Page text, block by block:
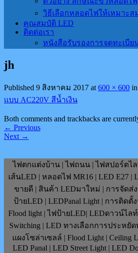
วิธีเลือกหลอดไฟให้เหมาะส
คุณสมบัติ LED
ติดต่อเรา
หนังสือรับรองการจดทะเบีย
jh
Published 9 สิงหาคม 2017 at 600 × 600
แบบ AC220V สีนํ้าเงิน
Both comments and trackbacks are
← Previous
Next →
ไฟตกแต่งบ้าน | ไฟถนน | ไฟสปอร์ตไ
เส้นLED | หลอดไฟ MR16 | LED E27 |
ขายดี | สินค้า LEDมาใหม่ | การจัดส่
ป้ายLED | LEDPanal Light | การติด
Flood light | ไฟป้ายLED| LEDดาวน์ไลท์
Switching | LED ทางเลือกการประหยั
แผงโซล่าเซลล์ | Flood Light | Ceiling
LED Panal | LED Street Light | LED